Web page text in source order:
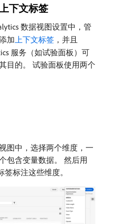
下文标签
数据视图设置中，管
加上下文标签 ，并且
服务（如试验面板）可
目的。 试验面板使用两个
图中，选择两个维度，一
包含变量数据。 然后用​
签标注这些维度。